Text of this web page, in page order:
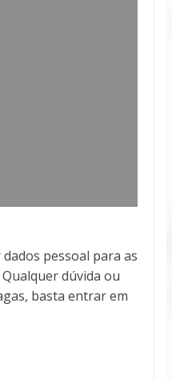
pessoal para as
Qualquer dúvida ou
basta entrar em